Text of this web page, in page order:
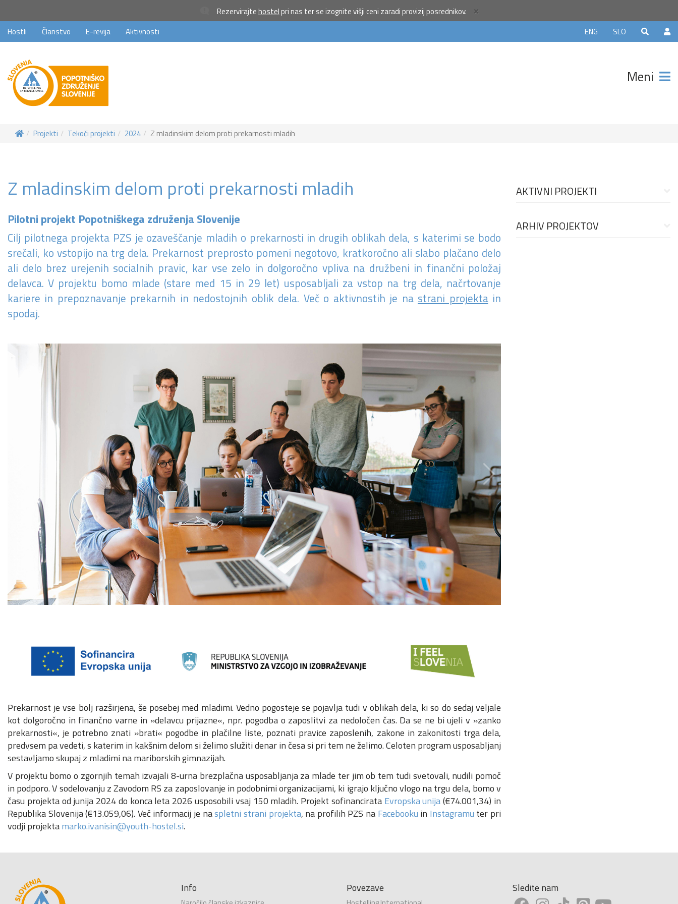
Rezervirajtehostelpri nas ter se izognite višji ceni zaradi provizij posrednikov. ×
Hostli Članstvo E-revija Aktivnosti SLO
ENG
Meni
Projekti Tekoči projekti 2024 Z mladinskim delom proti prekarnosti mladih
Z mladinskim delom proti prekarnosti mladih
Pilotni projekt Popotniškega združenja Slovenije
Cilj pilotnega projekta PZS je ozaveščanje mladih o prekarnosti in drugih oblikah dela, s katerimi se bodo
srečali, ko vstopijo na trg dela. Prekarnost preprosto pomeni negotovo, kratkoročno ali slabo plačano delo
ali delo brez urejenih socialnih pravic, kar vse zelo in dolgoročno vpliva na družbeni in finančni položaj
delavca. V projektu bomo mlade (stare med 15 in 29 let) usposabljali za vstop na trg dela, načrtovanje
kariere in prepoznavanje prekarnih in nedostojnih oblik dela. Več o aktivnostih je na strani projektain
spodaj.
Prekarnost je vse bolj razširjena, še posebej med mladimi. Vedno pogosteje se pojavlja tudi v oblikah dela, ki so do sedaj veljale
kot dolgoročno in finančno varne in »delavcu prijazne«, npr. pogodba o zaposlitvi za nedoločen čas. Da se ne bi ujeli v »zanko
prekarnosti«, je potrebno znati »brati« pogodbe in plačilne liste, poznati pravice zaposlenih, zakone in zakonitosti trga dela,
predvsem pa vedeti, s katerim in kakšnim delom si želimo služiti denar in česa si pri tem ne želimo. Celoten program usposabljanj
sestavljamo skupaj z mladimi na mariborskih gimnazijah.
V projektu bomo o zgornjih temah izvajali 8-urna brezplačna usposabljanja za mlade ter jim ob tem tudi svetovali, nudili pomoč
in podporo. V sodelovanju z Zavodom RS za zaposlovanje in podobnimi organizacijami, ki igrajo ključno vlogo na trgu dela, bomo v
času projekta od junija 2024 do konca leta 2026 usposobili vsaj 150 mladih. Projekt sofinancirata Evropska unija(€74.001,34) in
Republika Slovenija (€13.059,06). Več informacij je naspletni strani projekta, na profilih PZS na Facebooku in Instagramu ter pri
vodji projektamarko.ivanisin@youth-hostel.si.
AKTIVNI PROJEKTI
ARHIV PROJEKTOV
Info Povezave Sledite nam